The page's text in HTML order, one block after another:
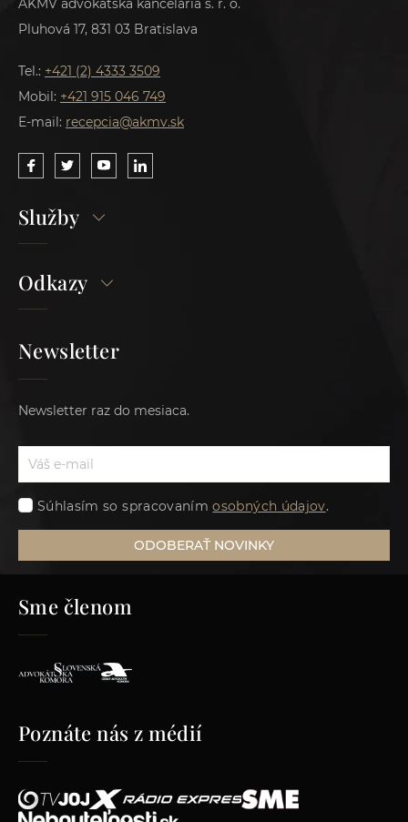
AKMV advokátska kancelária s. r. o.
Pluhová 17, 831 03 Bratislava
Tel.: +421 (2) 4333 3509
Mobil: +421 915 046 749
E-mail: recepcia@akmv.sk
Služby
Odkazy
Newsletter
Newsletter raz do mesiaca.
Súhlasím so spracovanímosobných údajov.
ODOBERAŤ NOVINKY
Sme členom
Poznáte nás z médií